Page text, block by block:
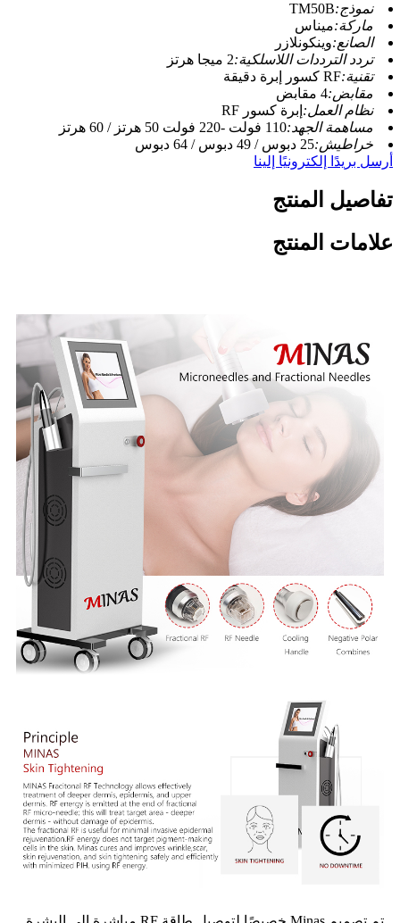
نموذج:TM50B
ماركة:ميناس
الصانع:وينكونلازر
تردد الترددات اللاسلكية:2 ميجا هرتز
تقنية:RF كسور إبرة دقيقة
مقابض:4 مقابض
نظام العمل: إبرة كسور RF
مساهمة الجهد:110 فولت -220 فولت 50 هرتز / 60 هرتز
خراطيش:25 دبوس / 49 دبوس / 64 دبوس
أرسل بريدًا إلكترونيًا إلينا
تفاصيل المنتج
علامات المنتج